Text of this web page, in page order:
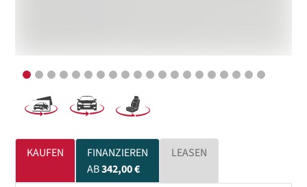
KAUFEN
FINANZIEREN
AB342,00 €
LEASEN